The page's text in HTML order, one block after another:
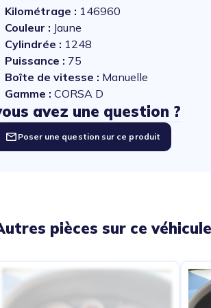
Kilométrage : 146960
Couleur : Jaune
Cylindrée : 1248
Puissance : 75
Boîte de vitesse : Manuelle
Gamme : CORSA D
avez une question ?
Poser une question sur ce produit
pièces sur ce véhicule